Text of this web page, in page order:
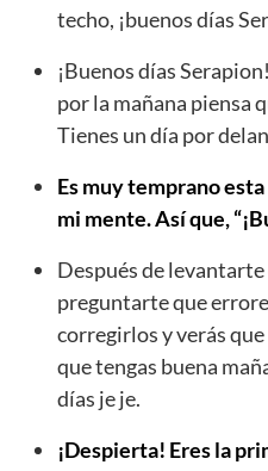
techo, ¡buenos días
¡Buenos días
por la mañana piensa
Tienes un día por
Es muy temprano
mi mente. Así que,
Después de
preguntarte que
corregirlos y verás que
que tengas buena
días je je.
¡Despierta! Eres la